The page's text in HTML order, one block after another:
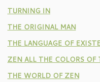
TURNING IN
THE ORIGINAL MAN
THE LANGUAGE OF
ZEN ALL THE COLORS OF
THE WORLD OF ZEN